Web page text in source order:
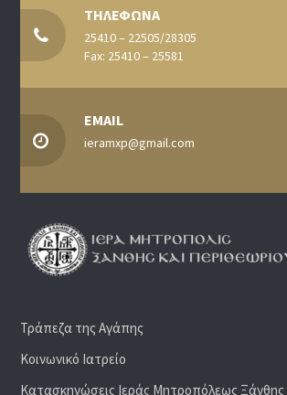
ΤΗΛΕΦΩΝΑ
25410 – 22505/28305
Fax: 25410 – 25581
EMAIL
ieramxp@gmail.com
Τράπεζα της Αγάπης
Κοινωνικό Ιατρείο
Κατασκηνώσεις Ιεράς Μητροπόλεως Ξάνθης